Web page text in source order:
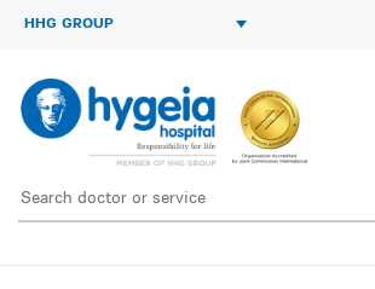
HHG GROUP